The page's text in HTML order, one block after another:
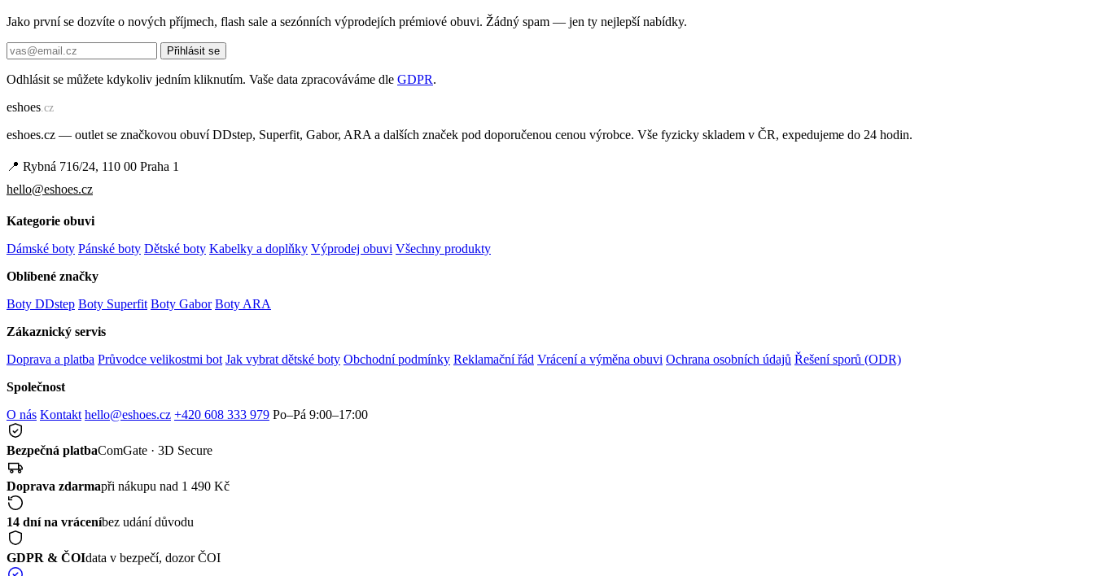
Jako první se dozvíte o nových příjmech, flash sale a sezónních výprodejích prémiové obuvi. Žádný spam — jen ty nejlepší nabídky.
Přihlásit se
Odhlásit se můžete kdykoliv jedním kliknutím. Vaše data zpracováváme dle GDPR.
eshoes .cz
eshoes.cz — outlet se značkovou obuví DDstep, Superfit, Gabor, ARA a dalších značek pod doporučenou cenou výrobce. Vše fyzicky skladem v ČR, expedujeme do 24 hodin.
📍 Rybná 716/24, 110 00 Praha 1
hello@eshoes.cz
Kategorie obuvi
Dámské boty Pánské boty Dětské boty Kabelky a doplňky Výprodej obuvi Všechny produkty
Oblíbené značky
Boty DDstep Boty Superfit Boty Gabor Boty ARA
Zákaznický servis
Doprava a platba Průvodce velikostmi bot Jak vybrat dětské boty Obchodní podmínky Reklamační řád Vrácení a výměna obuvi Ochrana osobních údajů Řešení sporů (ODR)
Společnost
O nás Kontakt hello@eshoes.cz +420 608 333 979 Po–Pá 9:00–17:00
Bezpečná platbaComGate · 3D Secure
Doprava zdarmapři nákupu nad 1 490 Kč
14 dní na vráceníbez udání důvodu
GDPR & ČOIdata v bezpečí, dozor ČOI